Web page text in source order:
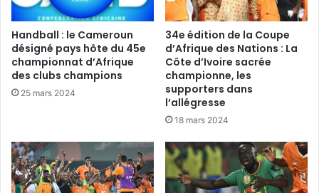
Handball : le Cameroun
désigné pays hôte du 45e
championnat d’Afrique
des clubs champions
25 mars 2024
34e édition de la Coupe
d’Afrique des Nations : La
Côte d’Ivoire sacrée
championne, les
supporters dans
l’allégresse
18 mars 2024